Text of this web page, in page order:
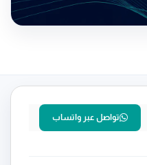
تواصل عبر واتساب